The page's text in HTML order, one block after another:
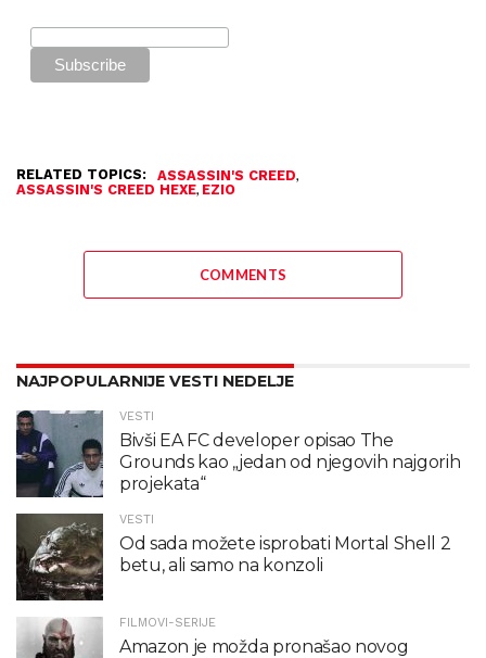
RELATED TOPICS: ASSASSIN'S CREED,
ASSASSIN'S CREED HEXE, EZIO
COMMENTS
NAJPOPULARNIJE VESTI NEDELJE
VESTI
Bivši EA FC developer opisao The
Grounds kao „jedan od njegovih najgorih
projekata“
VESTI
Od sada možete isprobati Mortal Shell 2
betu, ali samo na konzoli
FILMOVI-SERIJE
Amazon je možda pronašao novog